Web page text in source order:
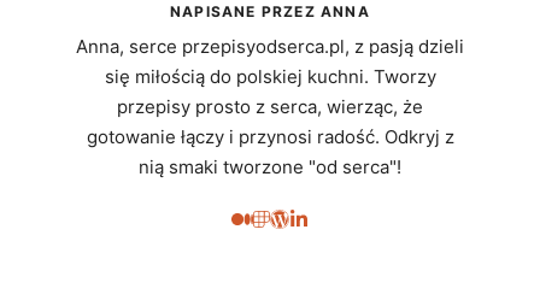
NAPISANE PRZEZ ANNA
Anna, serce przepisyodserca.pl, z pasją dzieli
się miłością do polskiej kuchni. Tworzy
przepisy prosto z serca, wierząc, że
gotowanie łączy i przynosi radość. Odkryj z
nią smaki tworzone "od serca"!